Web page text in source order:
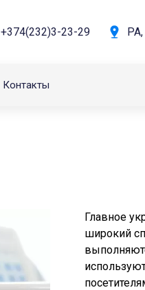
+374(232)3-23-29
Контакты
Главное
широкий